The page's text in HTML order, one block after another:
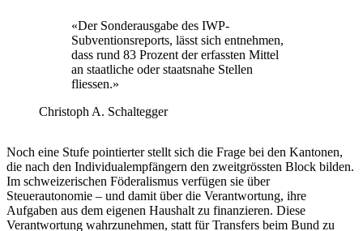
«Der Sonderausgabe des IWP-
Subventionsreports, lässt sich entnehmen,
dass rund 83 Prozent der erfassten Mittel
an staatliche oder staatsnahe Stellen
fliessen.»
Christoph A. Schaltegger
Noch eine Stufe pointierter stellt sich die Frage bei den Kantonen,
die nach den Individualempfängern den zweitgrössten Block bilden.
Im schweizerischen Föderalismus verfügen sie über
Steuerautonomie – und damit über die Verantwortung, ihre
Aufgaben aus dem eigenen Haushalt zu finanzieren. Diese
Verantwortung wahrzunehmen, statt für Transfers beim Bund zu